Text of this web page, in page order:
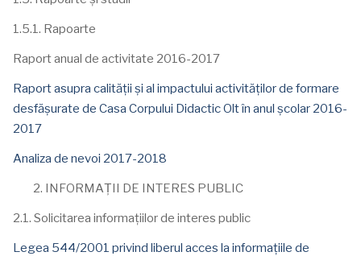
1.5.1. Rapoarte
Raport anual de activitate 2016-2017
Raport asupra calității și al impactului activităților de formare
desfășurate de Casa Corpului Didactic Olt în anul școlar 2016-
2017
Analiza de nevoi 2017-2018
INFORMAȚII DE INTERES PUBLIC
2.1. Solicitarea informațiilor de interes public
Legea 544/2001 privind liberul acces la informațiile de